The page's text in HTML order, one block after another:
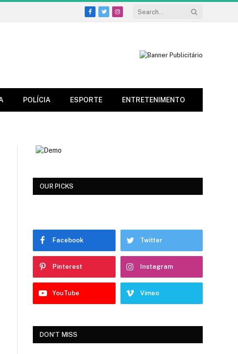
Facebook
TwitterInstagram
POLÍCIA ESPORTE ENTRETENIMENTO
OUR PICKS
Facebook Twitter
Pinterest Instagram
YouTube Vimeo
DON'T MISS